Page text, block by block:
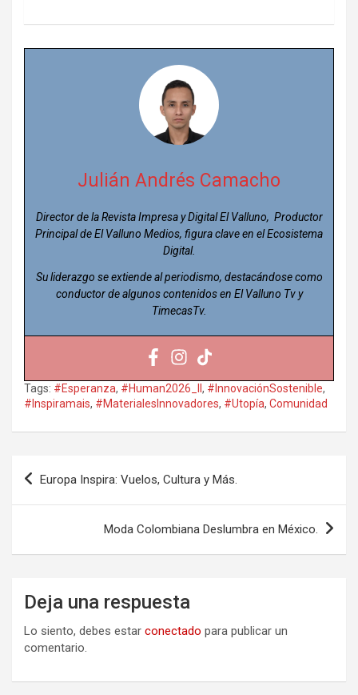
Julián Andrés Camacho
Director de la Revista Impresa y Digital El Valluno, Productor
Principal de El Valluno Medios, figura clave en el Ecosistema
Digital.
Su liderazgo se extiende al periodismo, destacándose como
conductor de algunos contenidos en El Valluno Tv y
TimecasTv.
Tags: #Esperanza, #Human2026_II , #InnovaciónSostenible,
#Inspiramais, #MaterialesInnovadores, #Utopía, Comunidad
Navegación
Europa Inspira: Vuelos, Cultura y Más.
Moda Colombiana Deslumbra en México.
Deja una respuesta
Lo siento, debes estar conectado para publicar un
comentario.